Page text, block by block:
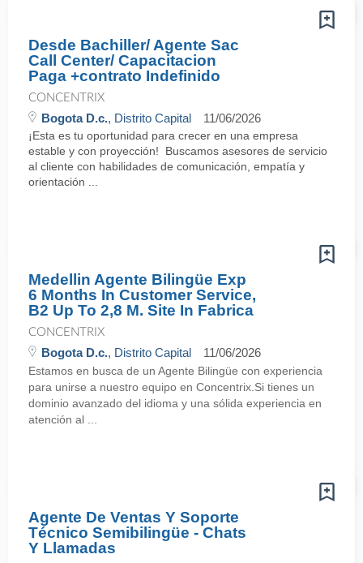
Desde Bachiller/ Agente Sac
Call Center/ Capacitacion
Paga +contrato Indefinido
CONCENTRIX
Bogota D.c., Distrito Capital 11/06/2026
¡Esta es tu oportunidad para crecer en una empresa
estable y con proyección! Buscamos asesores de servicio
al cliente con habilidades de comunicación, empatía y
orientación ...
Medellin Agente Bilingüe Exp
6 Months In Customer Service,
B2 Up To 2,8 M. Site In Fabrica
CONCENTRIX
Bogota D.c., Distrito Capital 11/06/2026
Estamos en busca de un Agente Bilingüe con experiencia
para unirse a nuestro equipo en Concentrix.Si tienes un
dominio avanzado del idioma y una sólida experiencia en
atención al ...
Agente De Ventas Y Soporte
Técnico Semibilingüe - Chats
Y Llamadas